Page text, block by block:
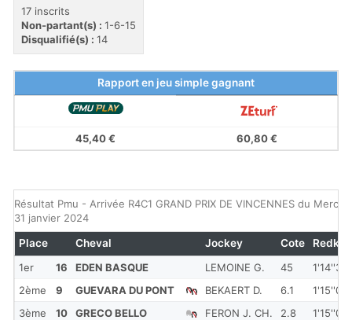
17 inscrits
Non-partant(s) : 1-6-15
Disqualifié(s) : 14
Rapport en jeu simple gagnant
45,40 € 60,80 €
Résultat Pmu - Arrivée R4C1 GRAND PRIX DE VINCENNES du
31 janvier 2024
1er 16 EDEN BASQUE LEMOINE G. 45
2ème
9 GUEVARA DU PONT BEKAERT D. 6.1
1'15''00
3ème
10 GRECO BELLO FERON J. CH. 2.8
1'15''00
Place Cheval Jockey Cote Redkm